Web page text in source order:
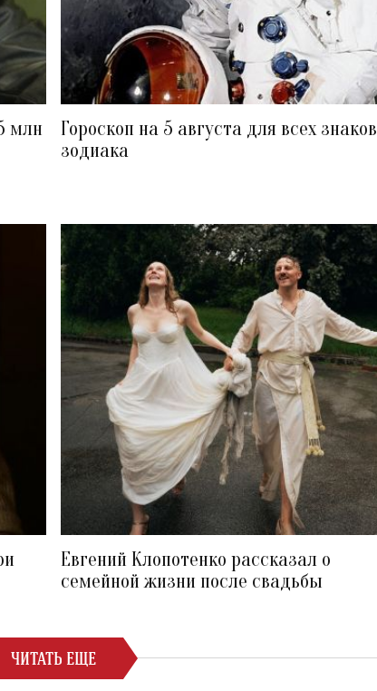
млн
Гороскоп на 5 августа для всех знаков
зодиака
Евгений Клопотенко рассказал о
семейной жизни после свадьбы
ЧИТАТЬ ЕЩЕ